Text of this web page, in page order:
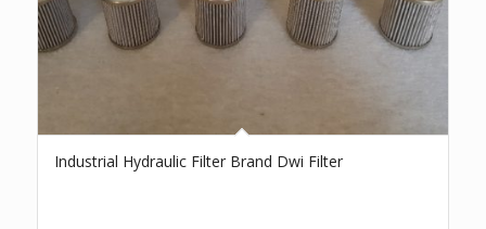
Industrial Hydraulic Filter Brand Dwi Filter